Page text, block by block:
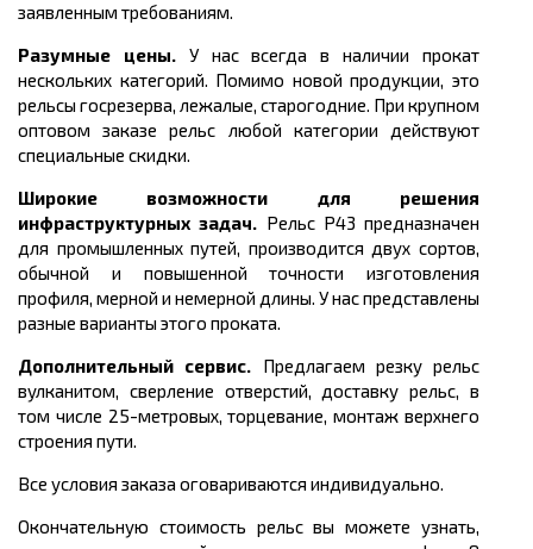
заявленным требованиям.
Разумные цены. У нас всегда в наличии прокат
нескольких категорий. Помимо новой продукции, это
рельсы госрезерва, лежалые, старогодние. При крупном
оптовом заказе рельс любой категории действуют
специальные скидки.
Широкие возможности для решения
инфраструктурных задач. Рельс Р43 предназначен
для промышленных путей, производится двух сортов,
обычной и повышенной точности изготовления
профиля, мерной и немерной длины. У нас представлены
разные варианты этого проката.
Дополнительный сервис. Предлагаем резку рельс
вулканитом, сверление отверстий, доставку рельс, в
том числе 25-метровых, торцевание, монтаж верхнего
строения пути.
Все условия заказа оговариваются индивидуально.
Окончательную стоимость рельс вы можете узнать,